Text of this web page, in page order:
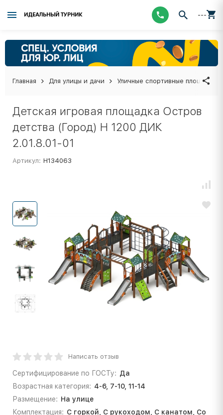
ИДЕАЛЬНЫЙ ТУРНИК ---
Главная Для улицы и дачи Уличные спортивные площадки
Детская игровая площадка Остров
детства (Город) Н 1200 ДИК
2.01.8.01-01
Артикул: Н134063
Написать отзыв
Сертифицирование по ГОСТу: Да
Возрастная категория: 4-6, 7-10, 11-14
Размещение: На улице
Комплектация: С горкой, С рукоходом, С канатом, Со